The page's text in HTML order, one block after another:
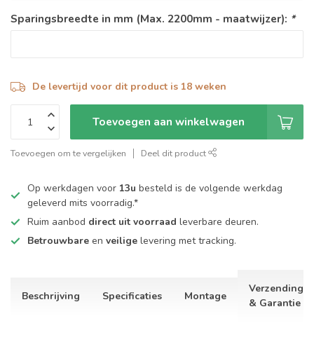
Sparingsbreedte in mm (Max. 2200mm - maatwijzer): *
De levertijd voor dit product is 18 weken
Toevoegen aan winkelwagen
Toevoegen om te vergelijken Deel dit product
Op werkdagen voor 13u besteld is de volgende werkdag
geleverd mits voorradig.*
Ruim aanbod direct uit voorraad leverbare deuren.
Betrouwbare en veilige levering met tracking.
Beschrijving Specificaties Montage
Verzending
& Garantie